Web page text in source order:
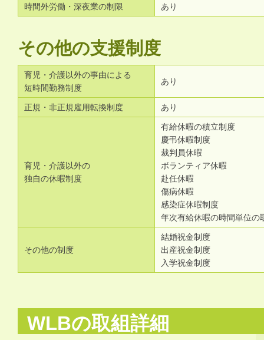
時間外労働・深夜業の制限 あり
その他の支援制度
育児・介護以外の事由による
短時間勤務制度
あり
正規・非正規雇用転換制度 あり
育児・介護以外の
独自の休暇制度
有給休暇の積立制度
慶弔休暇制度
裁判員休暇
ボランティア休暇
赴任休暇
傷病休暇
感染症休暇制度
年次有給休暇の時間単位の
その他の制度
結婚祝金制度
出産祝金制度
入学祝金制度
WLBの取組詳細